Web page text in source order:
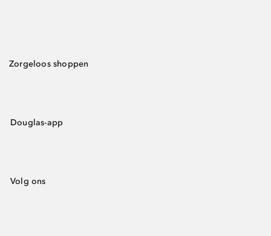
Zorgeloos shoppen
Douglas-app
Volg ons